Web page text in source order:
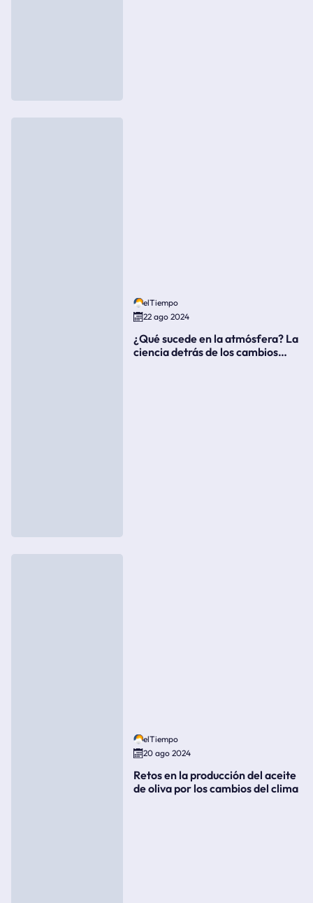
elTiempo
22 ago 2024
¿Qué sucede en la atmósfera? La
ciencia detrás de los cambios
elTiempo
20 ago 2024
Retos en la producción del aceite
de oliva por los cambios del clima